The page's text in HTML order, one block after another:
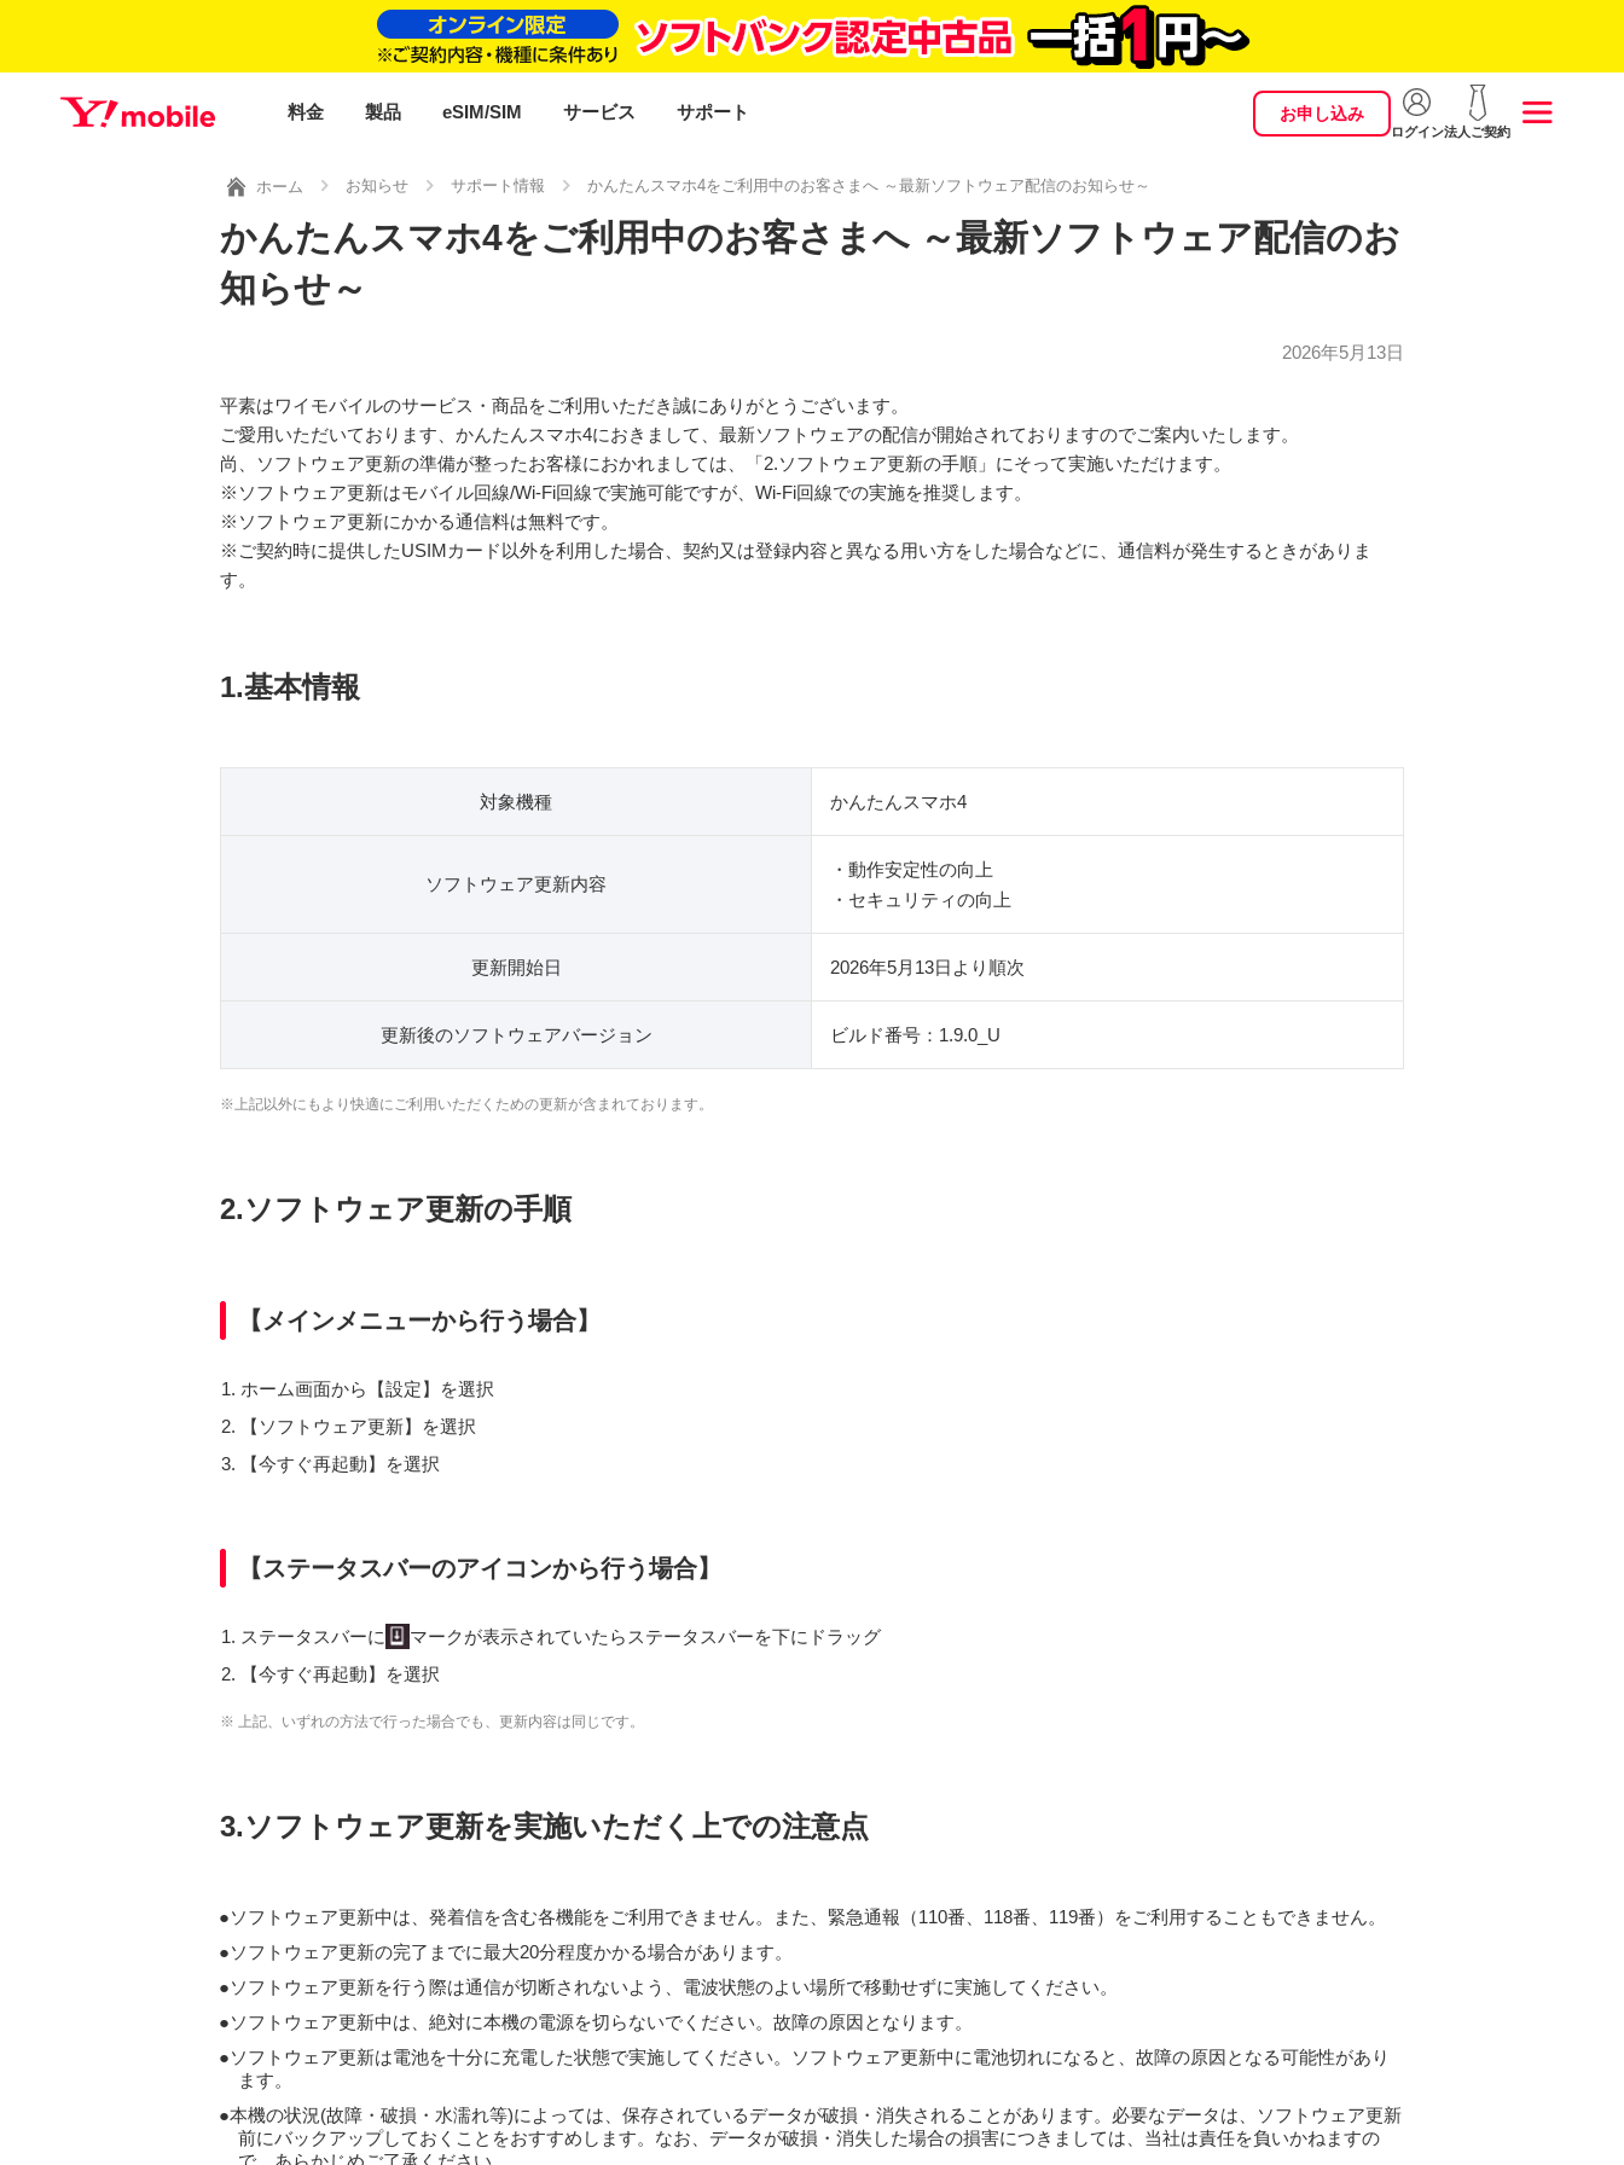
料金 製品 eSIM/SIM サービス サポート お申し込み
ログイン法人ご契約
ホーム お知らせ サポート情報 かんたんスマホ4をご利用中のお客さまへ ～最新ソフトウェア配信のお知らせ～
かんたんスマホ4をご利用中のお客さまへ ～最新ソフトウェア配信のお
知らせ～
2026年5月13日
平素はワイモバイルのサービス・商品をご利用いただき誠にありがとうございます。
ご愛用いただいております、かんたんスマホ4におきまして、最新ソフトウェアの配信が開始されておりますのでご案内いたします。
尚、ソフトウェア更新の準備が整ったお客様におかれましては、「2.ソフトウェア更新の手順」にそって実施いただけます。
※ソフトウェア更新はモバイル回線/Wi-Fi回線で実施可能ですが、Wi-Fi回線での実施を推奨します。
※ソフトウェア更新にかかる通信料は無料です。
※ご契約時に提供したUSIMカード以外を利用した場合、契約又は登録内容と異なる用い方をした場合などに、通信料が発生するときがありま
す。
1.基本情報
対象機種 かんたんスマホ4
ソフトウェア更新内容
・動作安定性の向上
・セキュリティの向上
更新開始日 2026年5月13日より順次
更新後のソフトウェアバージョン ビルド番号：1.9.0_U
※上記以外にもより快適にご利用いただくための更新が含まれております。
2.ソフトウェア更新の手順
【メインメニューから行う場合】
ホーム画面から【設定】を選択
【ソフトウェア更新】を選択
【今すぐ再起動】を選択
【ステータスバーのアイコンから行う場合】
ステータスバーに
マークが表示されていたらステータスバーを下にドラッグ
【今すぐ再起動】を選択
※ 上記、いずれの方法で行った場合でも、更新内容は同じです。
3.ソフトウェア更新を実施いただく上での注意点
ソフトウェア更新中は、発着信を含む各機能をご利用できません。また、緊急通報（110番、118番、119番）をご利用することもできません。
ソフトウェア更新の完了までに最大20分程度かかる場合があります。
ソフトウェア更新を行う際は通信が切断されないよう、電波状態のよい場所で移動せずに実施してください。
ソフトウェア更新中は、絶対に本機の電源を切らないでください。故障の原因となります。
ソフトウェア更新は電池を十分に充電した状態で実施してください。ソフトウェア更新中に電池切れになると、故障の原因となる可能性があり
ます。
本機の状況(故障・破損・水濡れ等)によっては、保存されているデータが破損・消失されることがあります。必要なデータは、ソフトウェア更新
前にバックアップしておくことをおすすめします。なお、データが破損・消失した場合の損害につきましては、当社は責任を負いかねますの
で、あらかじめご了承ください。